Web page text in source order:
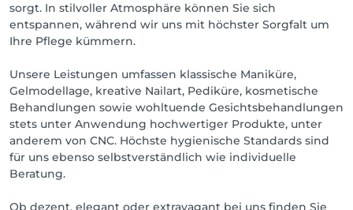
sorgt. In stilvoller Atmosphäre können Sie sich
entspannen, während wir uns mit höchster Sorgfalt um
Ihre Pflege kümmern.
Unsere Leistungen umfassen klassische Maniküre,
Gelmodellage, kreative Nailart, Pediküre, kosmetische
Behandlungen sowie wohltuende Gesichtsbehandlungen
stets unter Anwendung hochwertiger Produkte, unter
anderem von CNC. Höchste hygienische Standards sind
für uns ebenso selbstverständlich wie individuelle
Beratung.
Ob dezent, elegant oder extravagant bei uns finden Sie